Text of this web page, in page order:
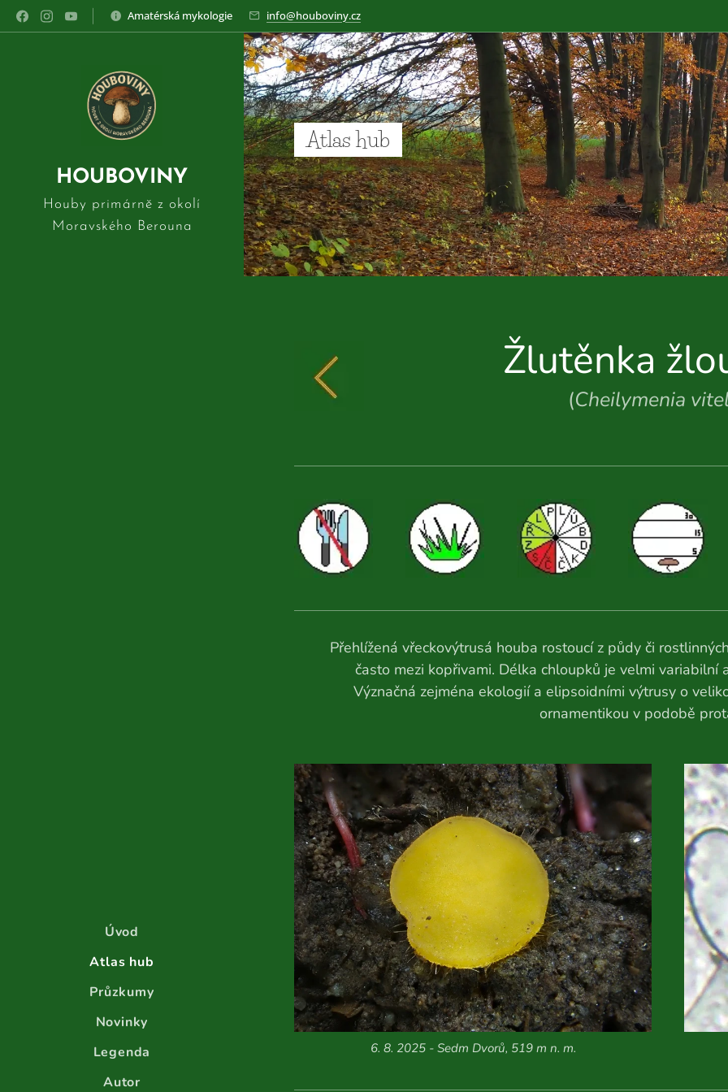
Amatérská mykologie info@houboviny.cz
HOUBOVINY
Houby primárně z okolí
Moravského Berouna
Úvod
Atlas hub
Průzkumy
Novinky
Legenda
Autor
Atlas hub
Žlutěnka
(Cheilymenia
Přehlížená vřeckovýtrusá houba rostoucí z půdy či
často mezi kopřivami. Délka chloupků je velmi
Význačná zejména ekologií a elipsoidními výtrusy o
ornamentikou v podobě
6. 8. 2025 - Sedm Dvorů, 519 m n. m.